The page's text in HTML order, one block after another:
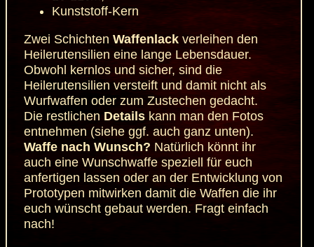
Kunststoff-Kern
Zwei Schichten Waffenlack verleihen den
Heilerutensilien eine lange Lebensdauer.
Obwohl kernlos und sicher, sind die
Heilerutensilien versteift und damit nicht als
Wurfwaffen oder zum Zustechen gedacht.
Die restlichen Details kann man den Fotos
entnehmen (siehe ggf. auch ganz unten).
Waffe nach Wunsch? Natürlich könnt ihr
auch eine Wunschwaffe speziell für euch
anfertigen lassen oder an der Entwicklung von
Prototypen mitwirken damit die Waffen die ihr
euch wünscht gebaut werden. Fragt einfach
nach!